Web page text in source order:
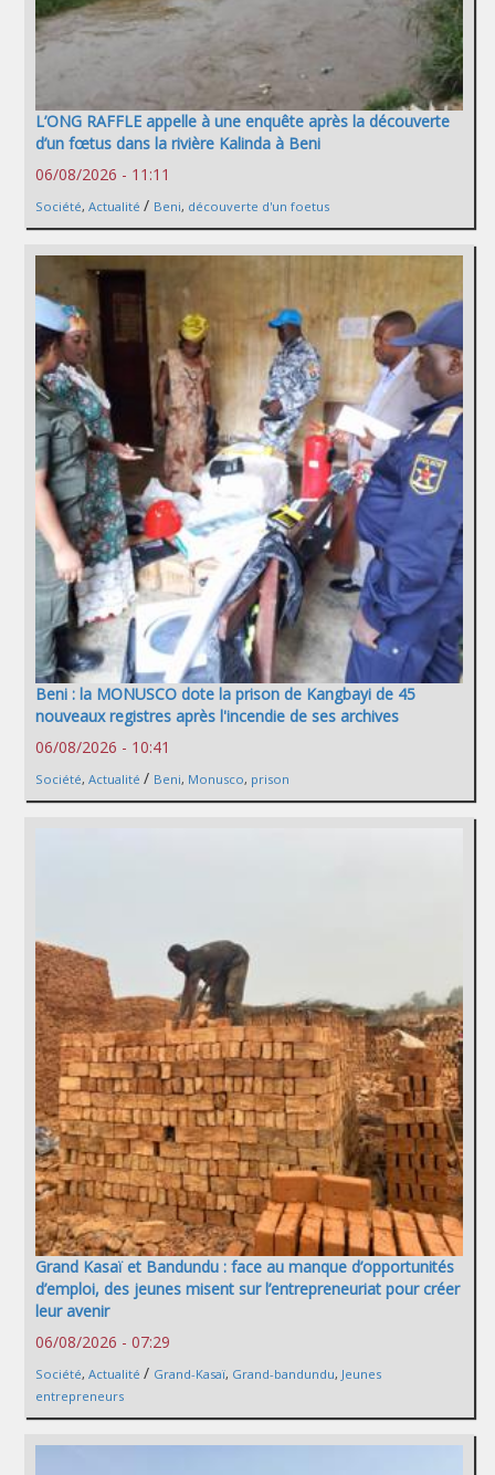
L’ONG RAFFLE appelle à une enquête après la découverte
d’un fœtus dans la rivière Kalinda à Beni
06/08/2026 - 11:11
Société, Actualité / Beni, découverte d'un foetus
Beni : la MONUSCO dote la prison de Kangbayi de 45
nouveaux registres après l'incendie de ses archives
06/08/2026 - 10:41
Société, Actualité / Beni, Monusco, prison
Grand Kasaï et Bandundu : face au manque d’opportunités
d’emploi, des jeunes misent sur l’entrepreneuriat pour créer
leur avenir
06/08/2026 - 07:29
Société, Actualité / Grand-Kasaï, Grand-bandundu, Jeunes
entrepreneurs